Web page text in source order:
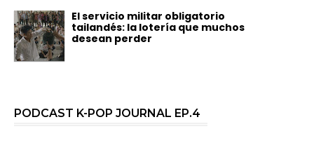
El servicio militar obligatorio
tailandés: la lotería que muchos
desean perder
PODCAST K-POP JOURNAL EP.4